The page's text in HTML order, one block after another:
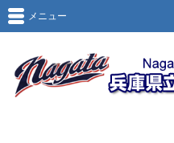
メニュー